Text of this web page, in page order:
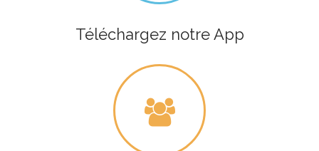
Téléchargez notre App